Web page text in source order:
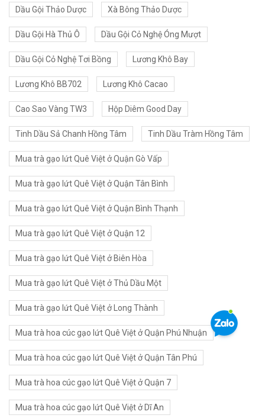
Dầu Gội Thảo Dược Xà Bông Thảo Dược
Dầu Gội Hà Thủ Ô Dầu Gội Cỏ Nghệ Óng Mượt
Dầu Gội Cỏ Nghệ Tơi Bồng Lương Khô Bay
Lương Khô BB702 Lương Khô Cacao
Cao Sao Vàng TW3 Hộp Diêm Good Day
Tinh Dầu Sả Chanh Hồng Tâm Tinh Dầu Tràm Hồng Tâm
Mua trà gạo lứt Quê Việt ở Quận Gò Vấp
Mua trà gạo lứt Quê Việt ở Quận Tân Bình
Mua trà gạo lứt Quê Việt ở Quận Bình Thạnh
Mua trà gạo lứt Quê Việt ở Quận 12
Mua trà gạo lứt Quê Việt ở Biên Hòa
Mua trà gạo lứt Quê Việt ở Thủ Dầu Một
Mua trà gạo lứt Quê Việt ở Long Thành
Mua trà hoa cúc gạo lứt Quê Việt ở Quận Phú Nhuận
Mua trà hoa cúc gạo lứt Quê Việt ở Quận Tân Phú
Mua trà hoa cúc gạo lứt Quê Việt ở Quận 7
Mua trà hoa cúc gạo lứt Quê Việt ở Dĩ An